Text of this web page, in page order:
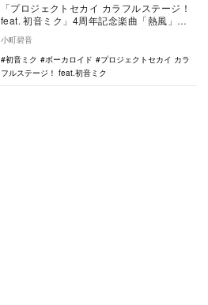
「プロジェクトセカイ カラフルステージ！
feat. 初音ミク」4周年記念楽曲「熱風」に
ついて、作詞・作曲をkemuが担当し、企…
小町碧音
初音ミク
ボーカロイド
プロジェクトセカイ カラ
フルステージ！ feat.初音ミク